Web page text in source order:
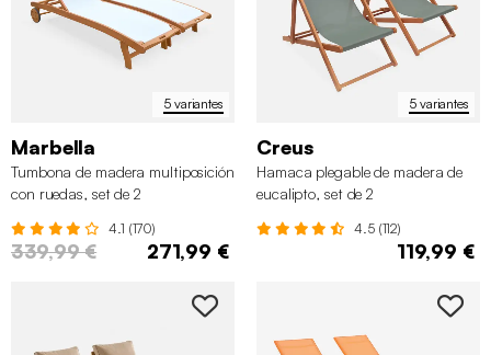
5 variantes
Marbella
Tumbona de madera multiposición
con ruedas, set de 2
4.1 (170)
339,99 € 271,99 €
5 variantes
Creus
Hamaca plegable de madera de
eucalipto, set de 2
4.5 (112)
119,99 €